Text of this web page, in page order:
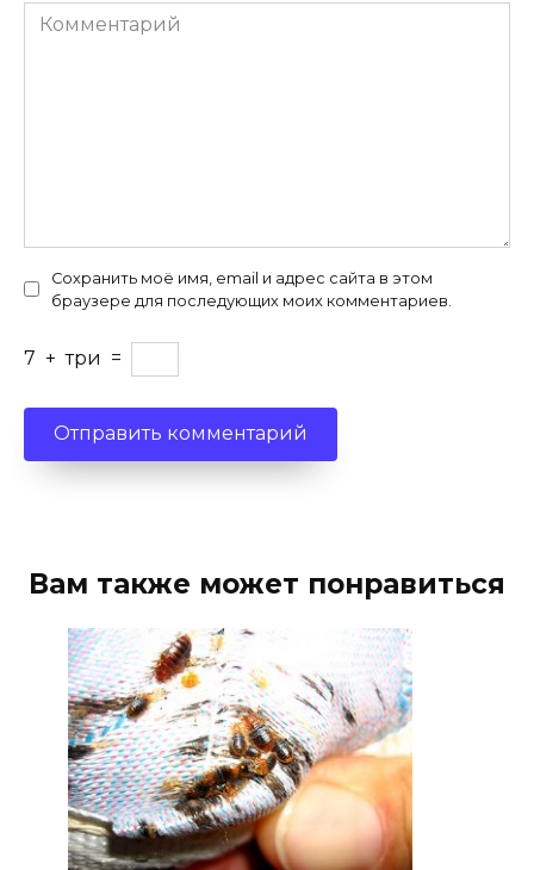
Комментарий
Сохранить моё имя, email и адрес сайта в этом
браузере для последующих моих комментариев.
7 + три =
Вам также может понравиться